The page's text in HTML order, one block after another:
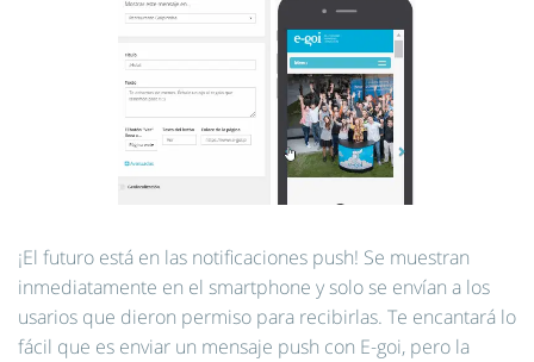
¡El futuro está en las notificaciones push! Se muestran
inmediatamente en el smartphone y solo se envían a los
usarios que dieron permiso para recibirlas. Te encantará lo
fácil que es enviar un mensaje push con E-goi, pero la